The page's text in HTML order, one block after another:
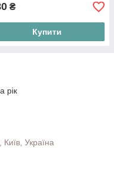
₴
Купити
рік
Україна